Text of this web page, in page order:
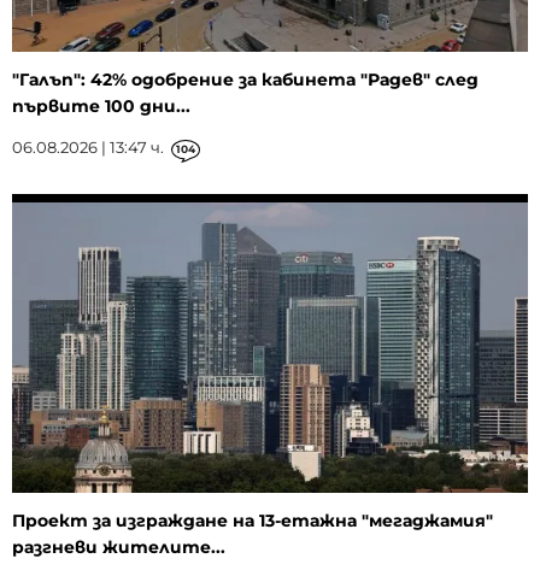
"Галъп": 42% одобрение за кабинета "Радев" след
първите 100 дни...
06.08.2026 | 13:47 ч. 104
Проект за изграждане на 13-етажна "мегаджамия"
разгневи жителите...